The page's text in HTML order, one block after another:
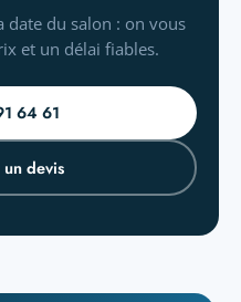
date du salon : on vous
et un délai fiables.
64 61
devis